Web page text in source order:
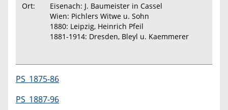
Ort:
Eisenach: J. Baumeister in Cassel
Wien: Pichlers Witwe u. Sohn
1880: Leipzig, Heinrich Pfeil
1881-1914: Dresden, Bleyl u. Kaemmerer
PS_1875-86
PS_1887-96